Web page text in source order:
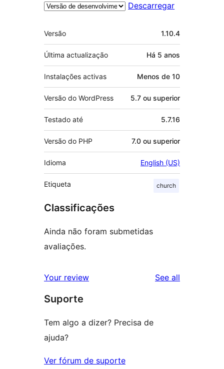
Descarregar
Metadados
Versão 1.10.4
Última actualização Há 5 anos
Instalações activas Menos de 10
Versão do WordPress 5.7 ou superior
Testado até 5.7.16
Versão do PHP 7.0 ou superior
Idioma English (US)
Etiqueta church
Classificações
Ainda não foram submetidas
avaliações.
Your review See all
Suporte
Tem algo a dizer? Precisa de
ajuda?
Ver fórum de suporte